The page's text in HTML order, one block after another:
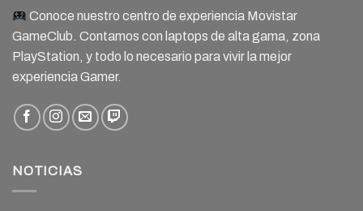
Conoce nuestro centro de experiencia Movistar
GameClub. Contamos con laptops de alta gama, zona
PlayStation, y todo lo necesario para vivir la mejor
experiencia Gamer.
NOTICIAS